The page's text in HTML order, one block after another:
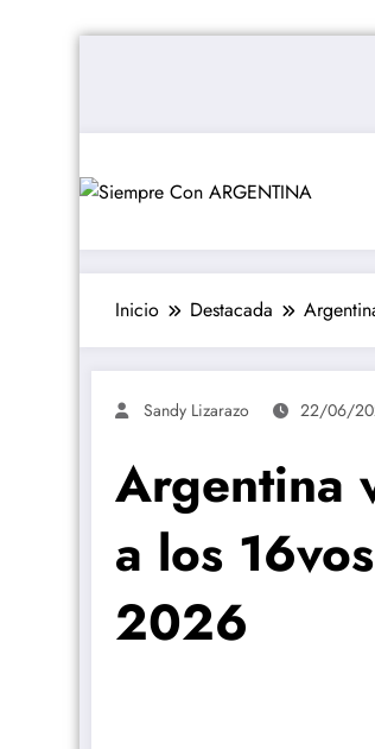
Inicio Destacada
Sandy Lizarazo 22/06/
Argentina
a los
2026